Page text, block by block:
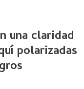
una claridad
polarizadas